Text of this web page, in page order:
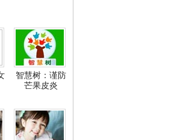
智慧树：谨防
芒果皮炎